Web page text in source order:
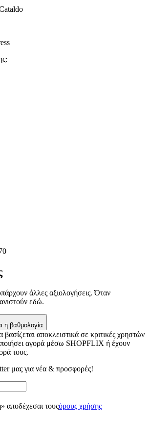
:
άλλες αξιολογήσεις. Όταν
εδώ.
η βαθμολογία
αποκλειστικά σε κριτικές χρηστών
αγορά μέσω SHOPFLIX ή έχουν
τους.
μας για νέα & προσφορές!
αποδέχεσαι τουςόρους χρήσης